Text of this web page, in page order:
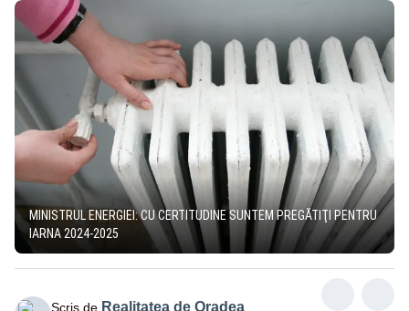
MINISTRUL ENERGIEI: CU CERTITUDINE SUNTEM PREGĂTIŢI PENTRU
IARNA 2024-2025
Scris de Realitatea de Oradea